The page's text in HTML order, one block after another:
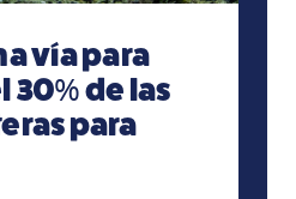
vía para
30% de las
para